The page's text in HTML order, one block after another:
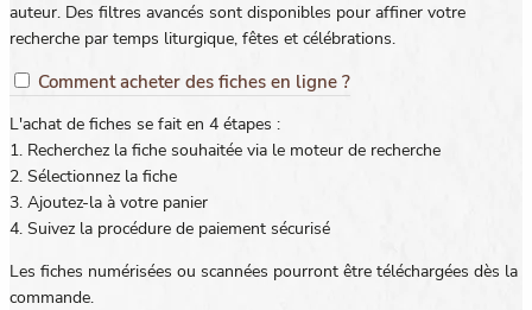
auteur. Des filtres avancés sont disponibles pour affiner votre
recherche par temps liturgique, fêtes et célébrations.
Comment acheter des fiches en ligne ?
L'achat de fiches se fait en 4 étapes :
1. Recherchez la fiche souhaitée via le moteur de recherche
2. Sélectionnez la fiche
3. Ajoutez-la à votre panier
4. Suivez la procédure de paiement sécurisé
Les fiches numérisées ou scannées pourront être téléchargées dès la
commande.